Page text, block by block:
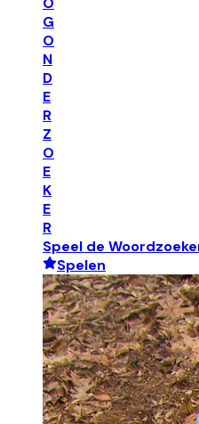
G
O
N
D
E
R
Z
O
E
K
E
R
Speel de
Spelen